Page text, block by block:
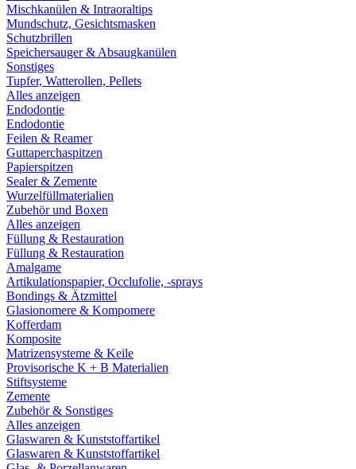
Mischkanülen & Intraoraltips
Mundschutz, Gesichtsmasken
Schutzbrillen
Speichersauger & Absaugkanülen
Sonstiges
Tupfer, Watterollen, Pellets
Alles anzeigen
Endodontie
Endodontie
Feilen & Reamer
Guttaperchaspitzen
Papierspitzen
Sealer & Zemente
Wurzelfüllmaterialien
Zubehör und Boxen
Alles anzeigen
Füllung & Restauration
Füllung & Restauration
Amalgame
Artikulationspapier, Occlufolie, -sprays
Bondings & Ätzmittel
Glasionomere & Kompomere
Kofferdam
Komposite
Matrizensysteme & Keile
Provisorische K + B Materialien
Stiftsysteme
Zemente
Zubehör & Sonstiges
Alles anzeigen
Glaswaren & Kunststoffartikel
Glaswaren & Kunststoffartikel